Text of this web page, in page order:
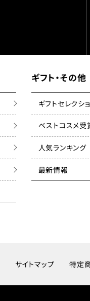
ギフト・その他
ギフトセレクシ
ベストコスメ受
人気ランキング
最新情報
サイトマップ 特定